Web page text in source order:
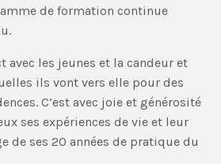
de formation continue
avec les jeunes et la candeur et
ils vont vers elle pour des
C’est avec joie et générosité
ses expériences de vie et leur
de ses 20 années de pratique du